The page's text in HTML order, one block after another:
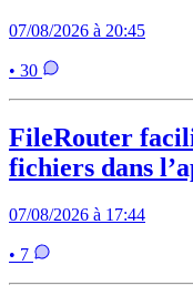
07/08/2026 à 20:45
• 30
FileRouter
fichiers dans
07/08/2026 à 17:44
• 7